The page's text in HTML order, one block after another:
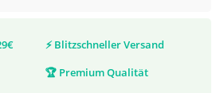
⚡ Blitzschneller Versand
🏆 Premium Qualität